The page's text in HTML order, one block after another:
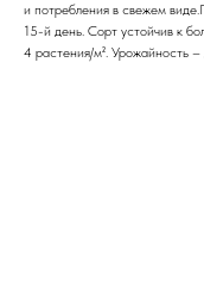
и потребления в свежем
15-й день. Сорт устойчив к
4 растения/м². Урожайность –